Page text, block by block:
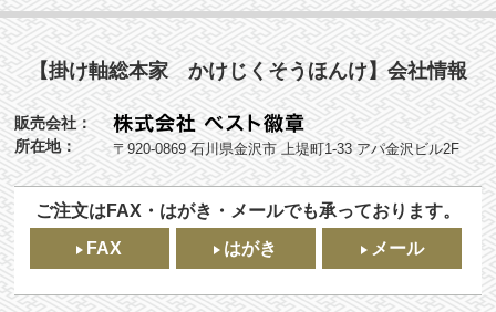
【掛け軸総本家 かけじくそうほんけ】会社情報
販売会社：
所在地：
〒920-0869 石川県金沢市 上堤町1-33 アパ金沢ビル2F
ご注文はFAX・はがき・メールでも承っております。
FAX
はがき メール